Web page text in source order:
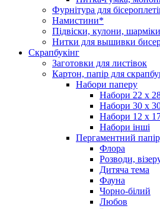
Фурнітура для
Намистини*
Підвіски, кулони, шарміки
Нитки для вышивки
Скрапбукінг
Заготовки для листівок
Картон, папір для
Набори паперу
Набори 22 х
Набори 30 х
Набори 12 х
Набори інші
Пергаментний
Флора
Розводи,
Дитяча тема
Фауна
Чорно-білий
Любов